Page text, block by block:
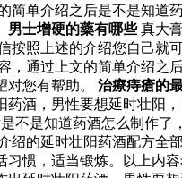
单介绍之后是不是知道
男士增硬的藥有哪些真大
照上述的介绍您自己就
通过上文的简单介绍之
对您有帮助。 治療痔瘡的
酒，男性要想延时壮阳
不是知道药酒怎么制作了
的延时壮阳药酒配方全
惯，适当锻炼。以上内